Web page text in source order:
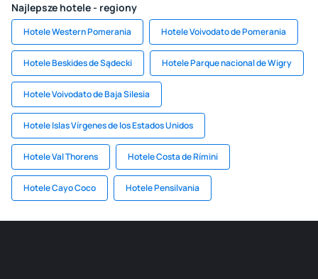
Najlepsze hotele - regiony
Hotele Western Pomerania Hotele Voivodato de Pomerania
Hotele Beskides de Sądecki Hotele Parque nacional de Wigry
Hotele Voivodato de Baja Silesia
Hotele Islas Vírgenes de los Estados Unidos
Hotele Val Thorens Hotele Costa de Rímini
Hotele Cayo Coco Hotele Pensilvania